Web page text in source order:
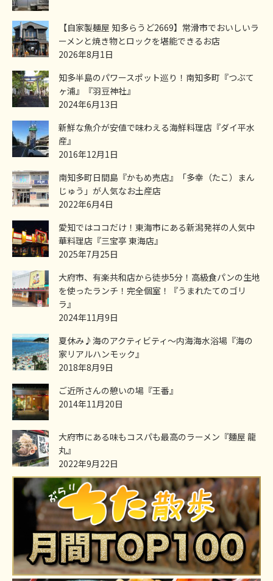
【自家製麺屋 知多らうど2669】常滑市でおいしいラ
ーメンと焼き物とロックを堪能できるお店
2026年8月1日
知多半島のパワースポット巡り！南知多町『つぶて
ヶ浦』『羽豆神社』
2024年6月13日
新鮮な魚介が安値で味わえる海鮮料理店『ダイ平水
産』
2016年12月1日
南知多町日間島『かもめ売店』「多幸（たこ）まん
じゅう」が人気なお土産店
2022年6月4日
愛知ではココだけ！東海市にある新潟発祥の人気中
華料理店『三宝亭 東海店』
2025年7月25日
大府市、有楽共和店から徒歩5分！高級食パンの生地
を使ったランチ！完全個室！『うまれたてのゴリ
ラ』
2024年11月9日
夏休み♪海のアクティビティ～内海海水浴場『海の
家リアルハンモック』
2018年8月9日
ご近所さんの憩いの場『王番』
2014年11月20日
大府市にある味もコスパも最高のラーメン『麵屋 龍
丸』
2022年9月22日